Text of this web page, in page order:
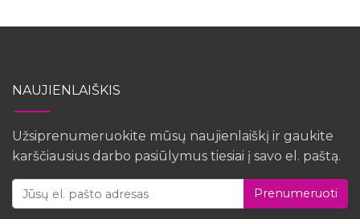
NAUJIENLAIŠKIS
Užsiprenumeruokite mūsų naujienlaiškį ir gaukite
karščiausius darbo pasiūlymus tiesiai į savo el. paštą.
Prenumeruoti